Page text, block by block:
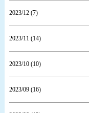
2023/12 (7)
2023/11 (14)
2023/10 (10)
2023/09 (16)